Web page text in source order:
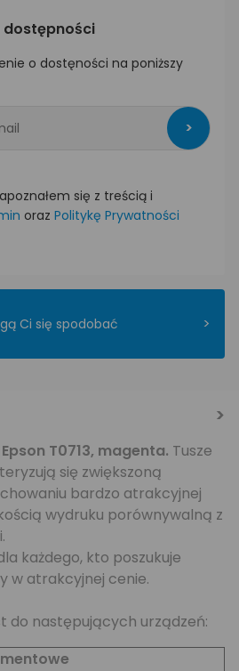
dostępności
o dostęności na poniższy
>
się z treścią i
oraz Politykę Prywatności
Ci się spodobać >
Epson T0713, magenta. Tusze
się zwiększoną
bardzo atrakcyjnej
wydruku porównywalną z
każdego, kto poszukuje
w atrakcyjnej cenie.
do następujących urządzeń: